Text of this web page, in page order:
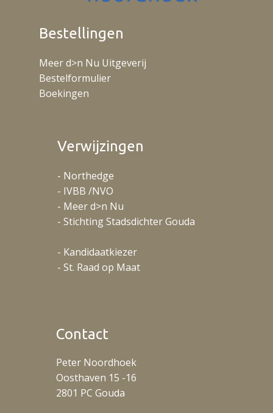
Bestellingen
Meer d>n Nu Uitgeverij
Bestelformulier
Boekingen
Verwijzingen
- Northedge
- IVBB /NVO
- Meer d>n Nu
- Stichting Stadsdichter Gouda
- Kandidaatkiezer
- St. Raad op Maat
Contact
Peter Noordhoek
Oosthaven 15 -16
2801 PC Gouda